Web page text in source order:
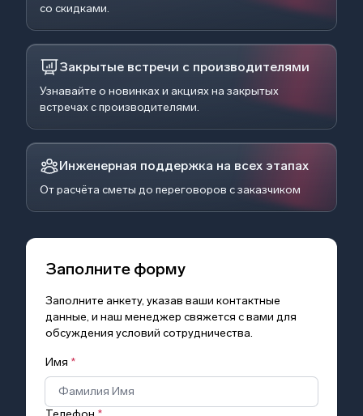
со скидками.
Закрытые встречи с производителями
Узнавайте о новинках и акциях на закрытых
встречах с производителями.
Инженерная поддержка на всех этапах
От расчёта сметы до переговоров с заказчиком
Заполните форму
Заполните анкету, указав ваши контактные
данные, и наш менеджер свяжется с вами для
обсуждения условий сотрудничества.
Имя *